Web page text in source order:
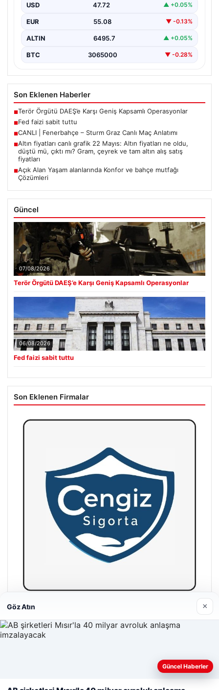
USD 47.72 ▲ +0.05%
EUR 55.08 ▼ -0.13%
ALTIN 6495.7 ▲ +0.05%
BTC 3065000 ▼ -0.28%
Son Eklenen Haberler
■Terör Örgütü DAEŞ’e Karşı Geniş Kapsamlı Operasyonlar
■Fed faizi sabit tuttu
■CANLI | Fenerbahçe – Sturm Graz Canlı Maç Anlatımı
■Altın fiyatları canlı grafik 22 Mayıs: Altın fiyatları ne oldu,
düştü mü, çıktı mı? Gram, çeyrek ve tam altın alış satış
fiyatları
■Açık Alan Yaşam alanlarında Konfor ve bahçe mutfağı
Çözümleri
Güncel
07/08/2026
Terör Örgütü DAEŞ’e Karşı Geniş Kapsamlı Operasyonlar
06/08/2026
Fed faizi sabit tuttu
Son Eklenen Firmalar
Hastaş Beton
26/05/2026
Web sitemizi nasıl kullandığınızı daha iyi anlayabilmek,
Göz Atın ×
Güncel Haberler